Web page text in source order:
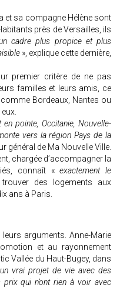
et sa compagne Hélène sont
près de Versailles, ils
cadre plus propice et plus
», explique cette dernière,
premier critère de ne pas
familles et leurs amis, ce
Bordeaux, Nantes ou
pointe, Occitanie, Nouvelle-
vers la région Pays de la
général de Ma Nouvelle Ville.
chargée d’accompagner la
connaît «exactement le
des logements aux
ans à Paris.
arguments. Anne-Marie
et au rayonnement
Vallée du Haut-Bugey, dans
vrai projet de vie avec des
qui n’ont rien à voir avec